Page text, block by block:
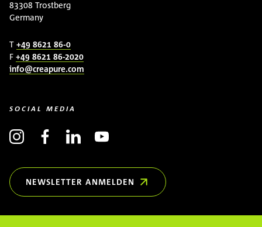
83308 Trostberg
Germany
T +49 8621 86-0
F +49 8621 86-2020
info@creapure.com
SOCIAL MEDIA
NEWSLETTER ANMELDEN
(ÖFFNET IN NEUEM FENSTER)